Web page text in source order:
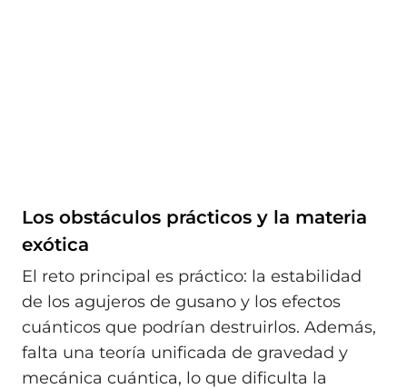
Los obstáculos prácticos y la materia
exótica
El reto principal es práctico: la estabilidad
de los agujeros de gusano y los efectos
cuánticos que podrían destruirlos. Además,
falta una teoría unificada de gravedad y
mecánica cuántica, lo que dificulta la